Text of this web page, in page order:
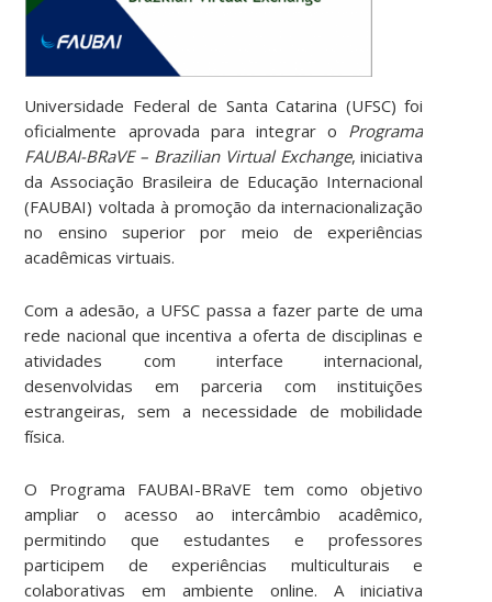
Universidade Federal de Santa Catarina (UFSC) foi
oficialmente aprovada para integrar o Programa
FAUBAI-BRaVE – Brazilian Virtual Exchange, iniciativa
da Associação Brasileira de Educação Internacional
(FAUBAI) voltada à promoção da internacionalização
no ensino superior por meio de experiências
acadêmicas virtuais.
Com a adesão, a UFSC passa a fazer parte de uma
rede nacional que incentiva a oferta de disciplinas e
atividades com interface internacional,
desenvolvidas em parceria com instituições
estrangeiras, sem a necessidade de mobilidade
física.
O Programa FAUBAI-BRaVE tem como objetivo
ampliar o acesso ao intercâmbio acadêmico,
permitindo que estudantes e professores
participem de experiências multiculturais e
colaborativas em ambiente online. A iniciativa